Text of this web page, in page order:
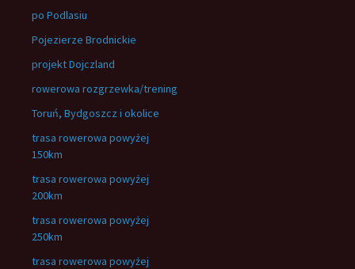
po Podlasiu
Pojezierze Brodnickie
projekt Dojczland
rowerowa rozgrzewka/trening
Toruń, Bydgoszcz i okolice
trasa rowerowa powyżej
150km
trasa rowerowa powyżej
200km
trasa rowerowa powyżej
250km
trasa rowerowa powyżej